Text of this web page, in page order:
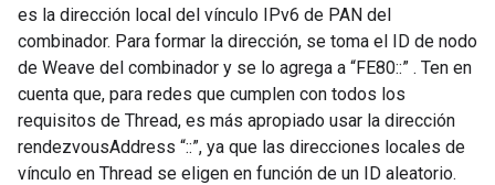
es la dirección local del vínculo IPv6 de PAN del
combinador. Para formar la dirección, se toma el ID de nodo
de Weave del combinador y se lo agrega a “FE80::” . Ten en
cuenta que, para redes que cumplen con todos los
requisitos de Thread, es más apropiado usar la dirección
rendezvousAddress “::”, ya que las direcciones locales de
vínculo en Thread se eligen en función de un ID aleatorio.